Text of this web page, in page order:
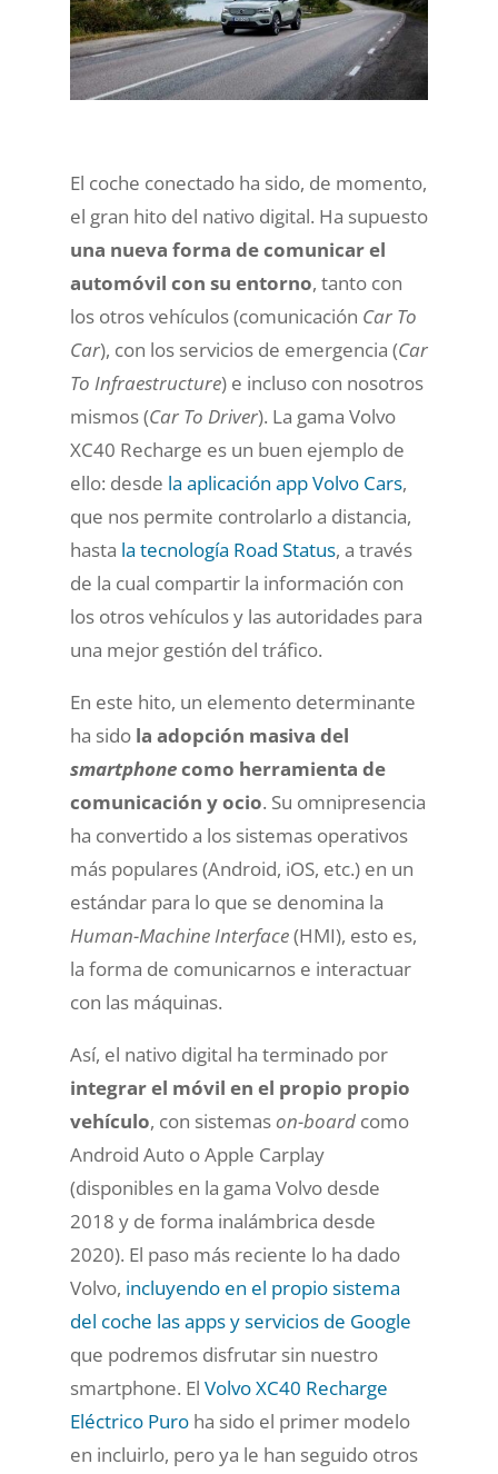
El coche conectado ha sido, de momento,
el gran hito del nativo digital. Ha supuesto
una nueva forma de comunicar el
automóvil con su entorno, tanto con
los otros vehículos (comunicación Car To
Car), con los servicios de emergencia (Car
To Infraestructure) e incluso con nosotros
mismos (Car To Driver). La gama Volvo
XC40 Recharge es un buen ejemplo de
ello: desde la aplicación app Volvo Cars,
que nos permite controlarlo a distancia,
hasta la tecnología Road Status, a través
de la cual compartir la información con
los otros vehículos y las autoridades para
una mejor gestión del tráfico.
En este hito, un elemento determinante
ha sido la adopción masiva del
smartphonecomo herramienta de
comunicación y ocio. Su omnipresencia
ha convertido a los sistemas operativos
más populares (Android, iOS, etc.) en un
estándar para lo que se denomina la
Human-Machine Interface(HMI), esto es,
la forma de comunicarnos e interactuar
con las máquinas.
Así, el nativo digital ha terminado por
integrar el móvil en el propio propio
vehículo, con sistemas on-board como
Android Auto o Apple Carplay
(disponibles en la gama Volvo desde
2018 y de forma inalámbrica desde
2020). El paso más reciente lo ha dado
Volvo, incluyendo en el propio sistema
del coche las apps y servicios de Google
que podremos disfrutar sin nuestro
smartphone. El Volvo XC40 Recharge
Eléctrico Puroha sido el primer modelo
en incluirlo, pero ya le han seguido otros